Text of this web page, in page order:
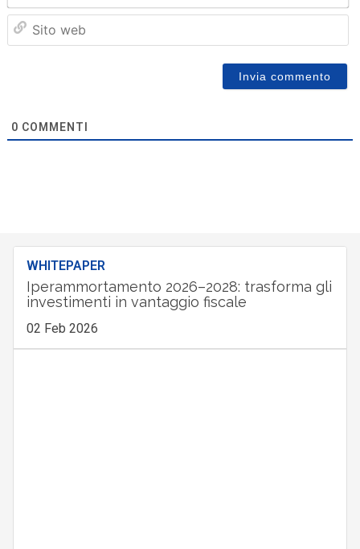
0 COMMENTI
WHITEPAPER
Iperammortamento 2026–2028: trasforma gli
investimenti in vantaggio fiscale
02 Feb 2026